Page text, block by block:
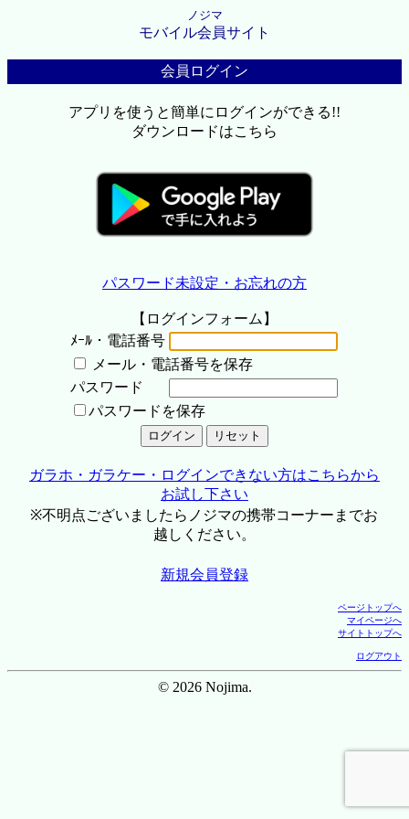
ノジマ
モバイル会員サイト
会員ログイン
アプリを使うと簡単にログインができる!!
ダウンロードはこちら
パスワード未設定・お忘れの方
【ログインフォーム】
ﾒｰﾙ・電話番号
メール・電話番号を保存
パスワード
パスワードを保存
ガラホ・ガラケー・ログインできない方はこちらから
お試し下さい
※不明点ございましたらノジマの携帯コーナーまでお
越しください。
新規会員登録
ページトップへ
マイページへ
サイトトップへ
ログアウト
© 2026 Nojima.